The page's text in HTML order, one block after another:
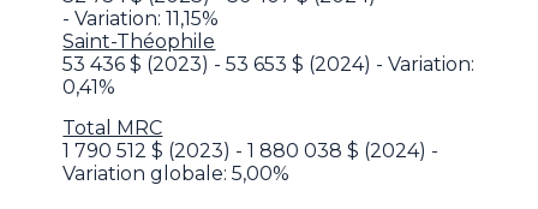
- Variation: 11,15%
Saint-Théophile
53 436 $ (2023) - 53 653 $ (2024) - Variation:
0,41%
Total MRC
1 790 512 $ (2023) - 1 880 038 $ (2024) -
Variation globale: 5,00%